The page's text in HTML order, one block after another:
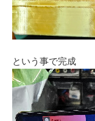
という事で完成